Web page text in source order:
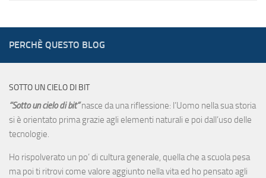
PERCHÈ QUESTO BLOG
SOTTO UN CIELO DI BIT
“Sotto un cielo di bit”nasce da una riflessione: l’Uomo nella sua storia
si è orientato prima grazie agli elementi naturali e poi dall’uso delle
tecnologie.
Ho rispolverato un po’ di cultura generale, quella che a scuola pesa
ma poi ti ritrovi come valore aggiunto nella vita ed ho pensato agli